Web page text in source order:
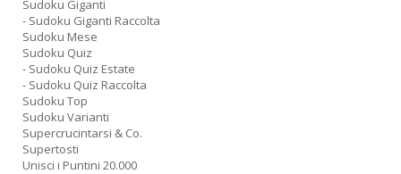
Sudoku Giganti
- Sudoku Giganti Raccolta
Sudoku Mese
Sudoku Quiz
- Sudoku Quiz Estate
- Sudoku Quiz Raccolta
Sudoku Top
Sudoku Varianti
Supercrucintarsi & Co.
Supertosti
Unisci i Puntini 20.000